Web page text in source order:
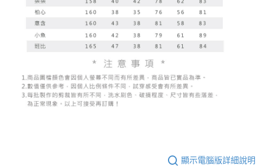
顯示電腦版詳細說明